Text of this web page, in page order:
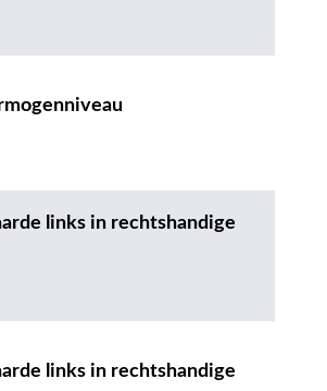
links in rechtshandige
links in rechtshandige